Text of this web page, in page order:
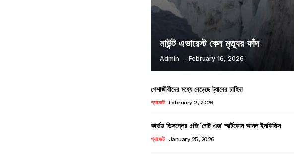
মাউন্ট এভারেস্ট কেন মৃত্যুর ফাঁদ
Admin - February 16, 2026
পেশাজীবীদের মধ্যে বেড়েছে ট্যাবের চাহিদা
গ্যাজেট February 2, 2026
কার্ভড ডিসপ্লের ৫জি ‘নোট এজ’ স্মার্টফোন আনল ইনফিনিক্স
গ্যাজেট January 25, 2026